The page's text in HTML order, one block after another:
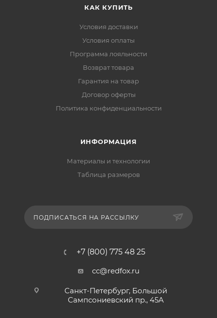
КАК КУПИТЬ
Условия доставки
Условия оплаты
Программа лояльности
Возврат товара
Гарантия на товар
Договор оферты
Политика конфиденциальности
ИНФОРМАЦИЯ
Материалы и технологии
Таблица размеров
ПОДПИСАТЬСЯ НА РАССЫЛКУ
+7 (800) 775 48 25
cc@redfox.ru
Санкт-Петербург, Большой
Сампсониевский пр., 45А